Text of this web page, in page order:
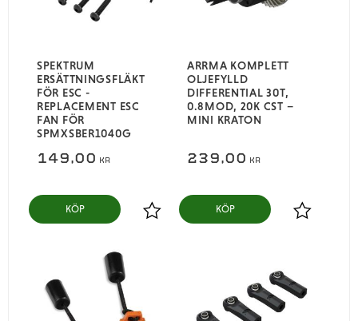
SPEKTRUM
ERSÄTTNINGSFLÄKT
FÖR ESC -
REPLACEMENT ESC
FAN FÖR
SPMXSBER1040G
149,00 KR
Lägg till i favoriter
KÖP
ARRMA KOMPLETT
OLJEFYLLD
DIFFERENTIAL 30T,
0.8MOD, 20K CST –
MINI KRATON
239,00 KR
Lägg till i
KÖP